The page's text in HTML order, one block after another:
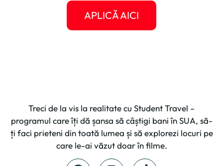
APLICĂ AICI
Treci de la vis la realitate cu Student Travel –
programul care îți dă șansa să câștigi bani în SUA, să-
ți faci prieteni din toată lumea și să explorezi locuri pe
care le-ai văzut doar în filme.